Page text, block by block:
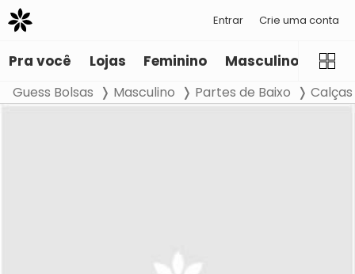
Entrar Crie uma conta
Pra você Lojas Feminino Masculino
Guess Bolsas Masculino Partes de Baixo Calças